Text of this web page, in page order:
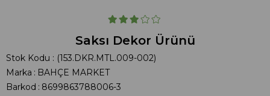
Saksı Dekor Ürünü
Stok Kodu
(153.DKR.MTL.009-002)
Marka : BAHÇE MARKET
Barkod : 8699863788006-3